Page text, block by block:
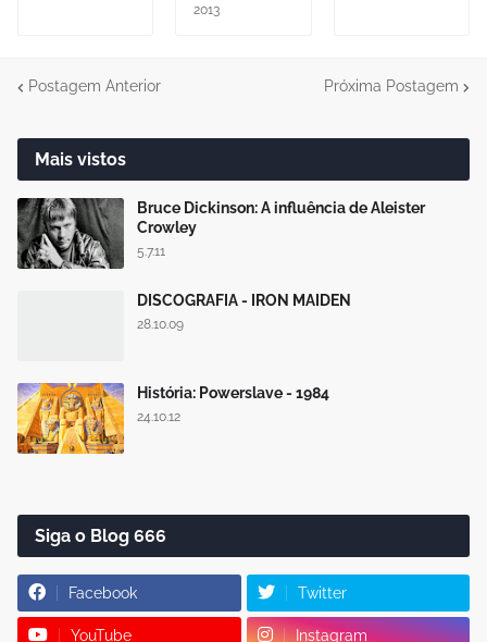
2013
Postagem Anterior Próxima Postagem
Mais vistos
Bruce Dickinson: A influência de Aleister
Crowley
5.7.11
DISCOGRAFIA - IRON MAIDEN
28.10.09
História: Powerslave - 1984
24.10.12
Siga o Blog 666
Facebook Twitter
YouTube Instagram